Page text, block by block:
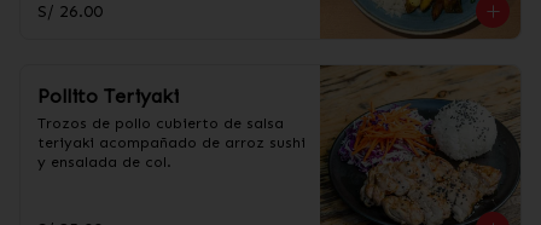
S/ 26.00
Pollito Teriyaki
Trozos de pollo cubierto de salsa
teriyaki acompañado de arroz sushi
y ensalada de col.